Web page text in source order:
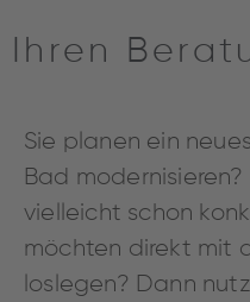
Ihren
Sie planen ein
Bad modernisieren?
vielleicht schon
möchten direkt mit
loslegen? Dann